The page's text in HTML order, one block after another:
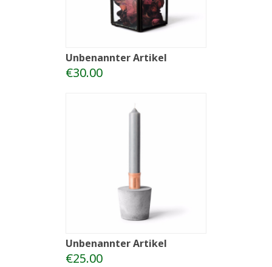
Unbenannter Artikel
€30.00
Unbenannter Artikel
€25.00